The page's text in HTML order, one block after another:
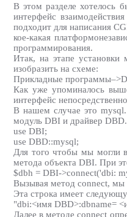
В этом разделе хотелось
интерфейс
подходит для написания
кое-какая
программирования.
Итак, на этапе установки
изобразить на схеме:
Прикладные
Как уже упоминалось
интерфейс
В нашем случае это
модуль DBI и драйвер
use DBI;
use DBD::mysql;
Для того чтобы мы могли
метода объекта DBI. При
$dbh = DBI->connect('dbi:
Вызывая метод connect, мы
Эта строка имеет
"dbi:<имя DBD>:dbname=
Далее в методе connect